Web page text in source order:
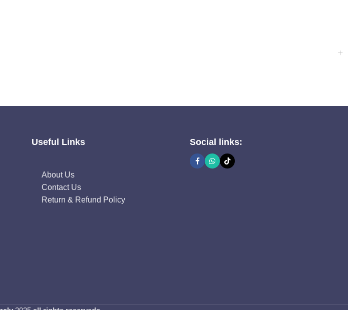
Useful Links
About Us
Contact Us
Return & Refund Policy
Social links: